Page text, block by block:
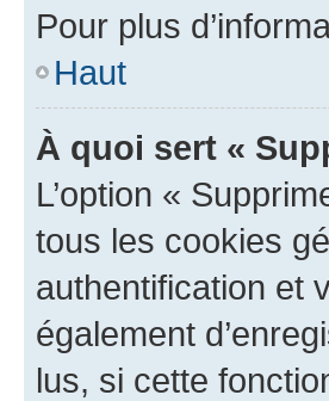
Pour plus
Haut
À quoi sert «
L’option «
tous les cookies
authentification et
également
lus, si cette